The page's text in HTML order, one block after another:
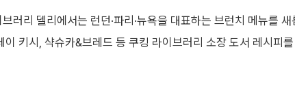
러리 델리에서는 런던·파리·뉴욕을 대표하는 브런치 메뉴를
이 키시, 샥슈카&브레드 등 쿠킹 라이브러리 소장 도서 레시피